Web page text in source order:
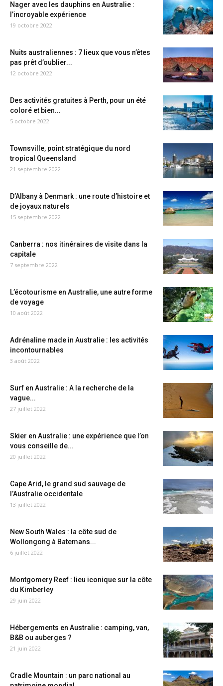
Nager avec les dauphins en Australie :
l’incroyable expérience
19 octobre 2022
Nuits australiennes : 7 lieux que vous n’êtes
pas prêt d’oublier...
12 octobre 2022
Des activités gratuites à Perth, pour un été
coloré et bien...
5 octobre 2022
Townsville, point stratégique du nord
tropical Queensland
21 septembre 2022
D’Albany à Denmark : une route d’histoire et
de joyaux naturels
15 septembre 2022
Canberra : nos itinéraires de visite dans la
capitale
7 septembre 2022
L’écotourisme en Australie, une autre forme
de voyage
10 août 2022
Adrénaline made in Australie : les activités
incontournables
3 août 2022
Surf en Australie : A la recherche de la
vague...
27 juillet 2022
Skier en Australie : une expérience que l’on
vous conseille de...
20 juillet 2022
Cape Arid, le grand sud sauvage de
l’Australie occidentale
13 juillet 2022
New South Wales : la côte sud de
Wollongong à Batemans...
6 juillet 2022
Montgomery Reef : lieu iconique sur la côte
du Kimberley
29 juin 2022
Hébergements en Australie : camping, van,
B&B ou auberges ?
21 juin 2022
Cradle Mountain : un parc national au